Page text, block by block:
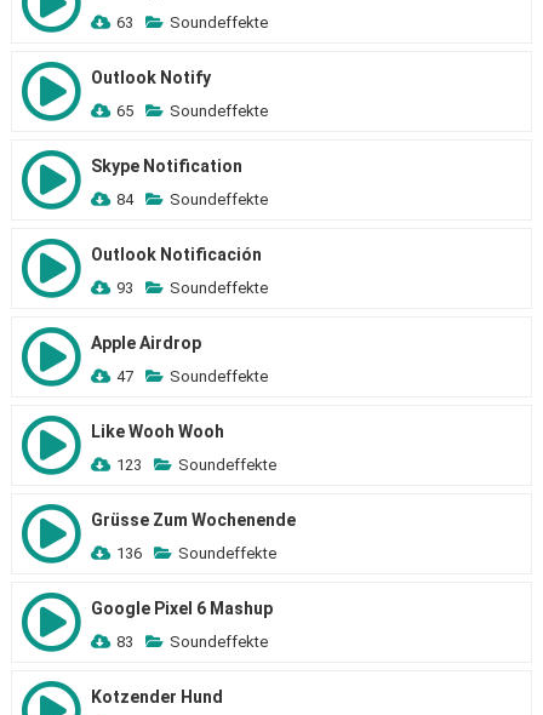
63 Soundeffekte
Outlook Notify
65 Soundeffekte
Skype Notification
84 Soundeffekte
Outlook Notificación
93 Soundeffekte
Apple Airdrop
47 Soundeffekte
Like Wooh Wooh
123 Soundeffekte
Grüsse Zum Wochenende
136 Soundeffekte
Google Pixel 6 Mashup
83 Soundeffekte
Kotzender Hund